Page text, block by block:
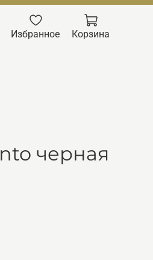
Избранное Корзина
черная